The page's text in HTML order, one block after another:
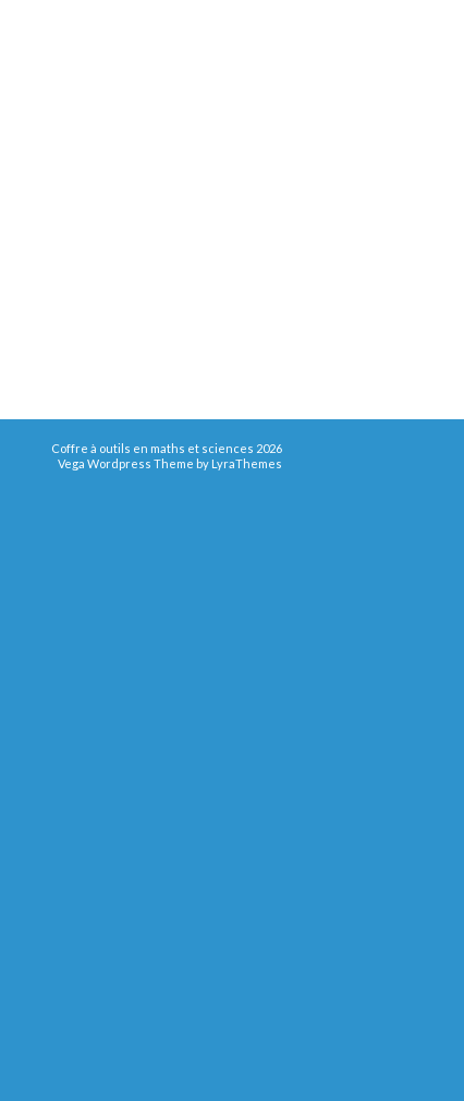
Coffre à outils en maths et sciences 2026
Vega Wordpress Theme by LyraThemes